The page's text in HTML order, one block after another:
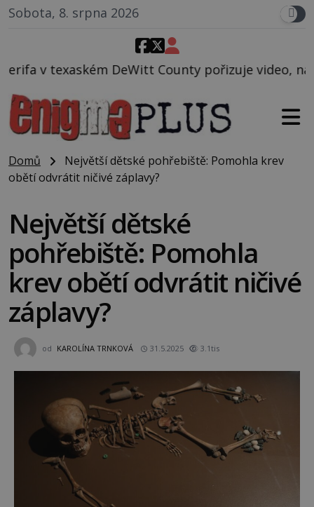
Sobota, 8. srpna 2026
County pořizuje video, na kterém před jeho
Domů
Největší dětské pohřebiště: Pomohla krev
obětí odvrátit ničivé záplavy?
Největší dětské
pohřebiště: Pomohla
krev obětí odvrátit ničivé
záplavy?
od KAROLÍNA TRNKOVÁ 31.5.2025 3.1tis